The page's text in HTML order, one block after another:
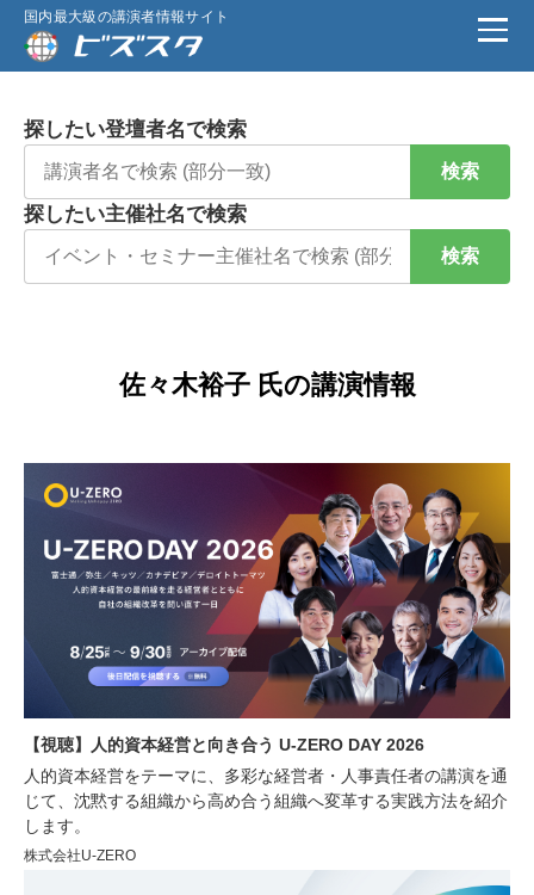
国内最大級の講演者情報サイト
探したい登壇者名で検索
検索
探したい主催社名で検索
検索
佐々木裕子 氏の講演情報
【視聴】人的資本経営と向き合う U-ZERO DAY 2026
人的資本経営をテーマに、多彩な経営者・人事責任者の講演を通
じて、沈黙する組織から高め合う組織へ変革する実践方法を紹介
します。
株式会社U-ZERO